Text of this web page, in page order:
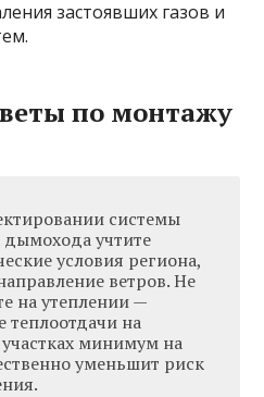
застоявших газов и
по монтажу
системы
дымохода учтите
условия региона,
ветров. Не
на утеплении —
теплоотдачи на
минимум на
уменьшит риск